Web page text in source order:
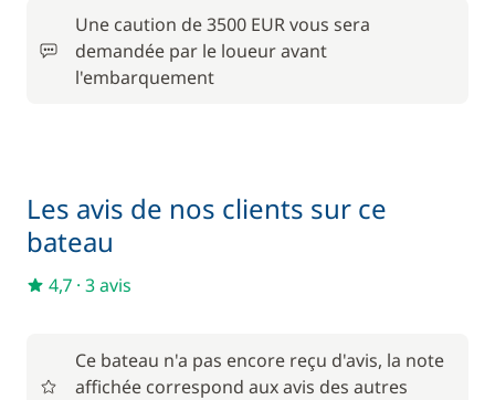
Forfait Nettoyage Retour
Matelas de pont
Pack Confort
Parking Voitures 6,00 €
Une caution de 3500 EUR vous sera
demandée par le loueur avant
l'embarquement
Les avis de nos clients sur ce
bateau
4,7 · 3 avis
Ce bateau n'a pas encore reçu d'avis, la note
affichée correspond aux avis des autres